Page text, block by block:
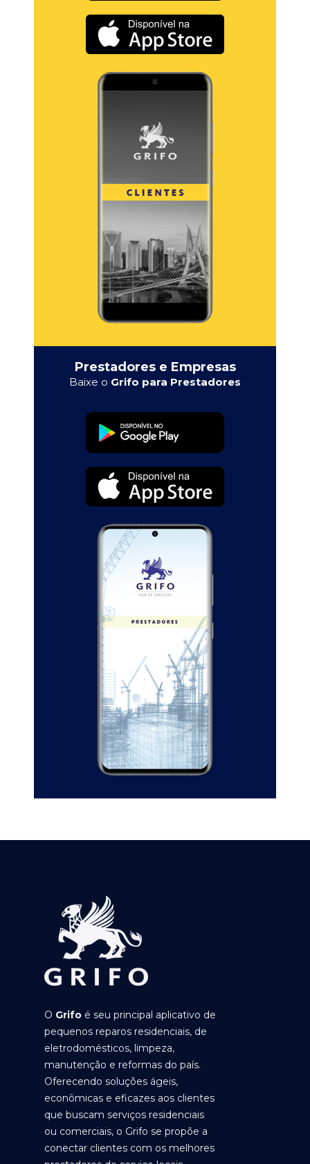
Prestadores e Empresas
Baixe o Grifo para Prestadores
O Grifo é seu principal aplicativo de
pequenos reparos residenciais, de
eletrodomésticos, limpeza,
manutenção e reformas do país.
Oferecendo soluções ágeis,
econômicas e eficazes aos clientes
que buscam serviços residenciais
ou comerciais, o Grifo se propõe a
conectar clientes com os melhores